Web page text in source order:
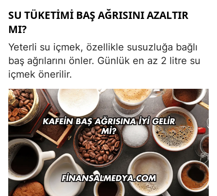
SU TÜKETIMI BAŞ AĞRISINI AZALTIR
MI?
Yeterli su içmek, özellikle susuzluğa bağlı
baş ağrılarını önler. Günlük en az 2 litre su
içmek önerilir.